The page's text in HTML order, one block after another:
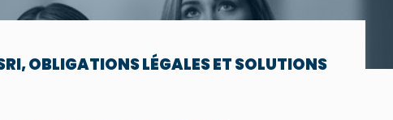
OBLIGATIONS LÉGALES ET SOLUTIONS